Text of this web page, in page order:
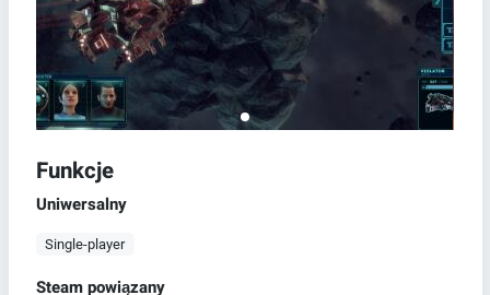
Funkcje
Uniwersalny
Single-player
Steam powiązany